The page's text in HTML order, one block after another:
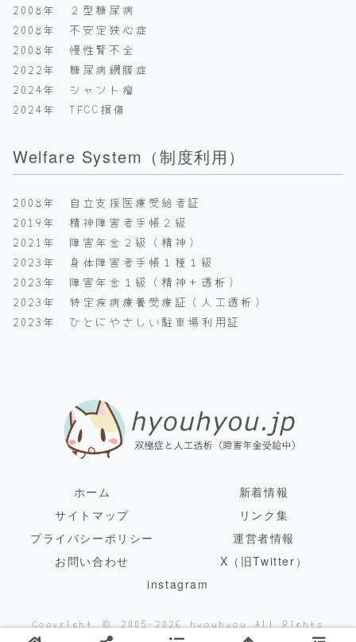
2008年 ２型糖尿病
2008年 不安定狭心症
2008年 慢性腎不全
2022年 糖尿病網膜症
2024年 シャント瘤
2024年 TFCC損傷
Welfare System（制度利用）
2008年 自立支援医療受給者証
2019年 精神障害者手帳２級
2021年 障害年金２級（精神）
2023年 身体障害者手帳１種１級
2023年 障害年金１級（精神＋透析）
2023年 特定疾病療養受療証（人工透析）
2023年 ひとにやさしい駐車場利用証
ホーム
新着情報
サイトマップ
リンク集
プライバシーポリシー
運営者情報
お問い合わせ
X（旧Twitter）
instagram
Copyright © 2005-2026 hyouhyou All Rights